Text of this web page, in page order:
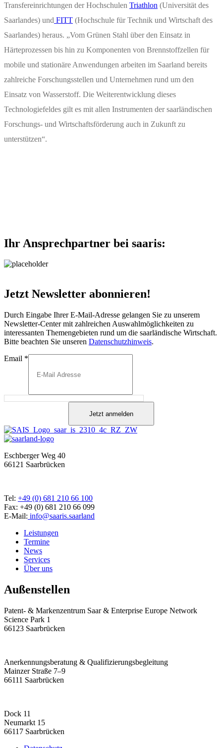
Transfereinrichtungen der Hochschulen Triathlon (Universität des
Saarlandes) und FITT (Hochschule für Technik und Wirtschaft des
Saarlandes) heraus. „Vom Grünen Stahl über den Einsatz in
Härteprozessen bis hin zu Komponenten von Brennstoffzellen für
mobile und stationäre Anwendungen arbeiten im Saarland bereits
zahlreiche Forschungsstellen und Unternehmen rund um den
Einsatz von Wasserstoff. Die Weiterentwicklung dieses
Technologiefeldes gilt es mit allen Instrumenten der saarländischen
Forschungs- und Wirtschaftsförderung auch in Zukunft zu
unterstützen“.
Ihr Ansprechpartner bei saaris:
Jetzt Newsletter abonnieren!
Durch Eingabe Ihrer E-Mail-Adresse gelangen Sie zu unserem
Newsletter-Center mit zahlreichen Auswahlmöglichkeiten zu
interessanten Themengebieten rund um die saarländische Wirtschaft.
Bitte beachten Sie unseren Datenschutzhinweis.
Email *
Jetzt anmelden
Eschberger Weg 40
66121 Saarbrücken
Tel: +49 (0) 681 210 66 100
Fax: +49 (0) 681 210 66 099
E-Mail: info@saaris.saarland
Leistungen
Termine
News
Services
Über uns
Außenstellen
Patent- & Markenzentrum Saar & Enterprise Europe Network
Science Park 1
66123 Saarbrücken
Anerkennungsberatung & Qualifizierungsbegleitung
Mainzer Straße 7–9
66111 Saarbrücken
Dock 11
Neumarkt 15
66117 Saarbrücken